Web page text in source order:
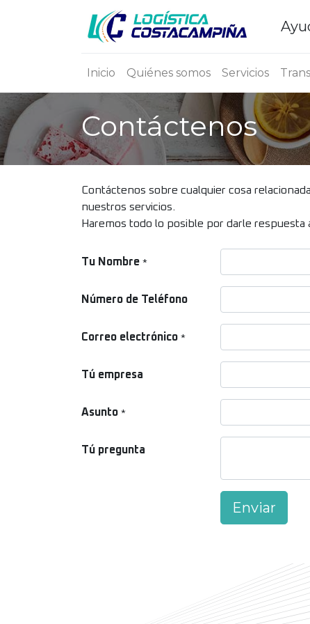
Inicio Quiénes somos Servicios
Contáctenos
Contáctenos sobre cualquier cosa
nuestros servicios.
Haremos todo lo posible por darle respuesta
Tu Nombre *
Número de Teléfono
Correo electrónico *
Tú empresa
Asunto *
Tú pregunta
Enviar